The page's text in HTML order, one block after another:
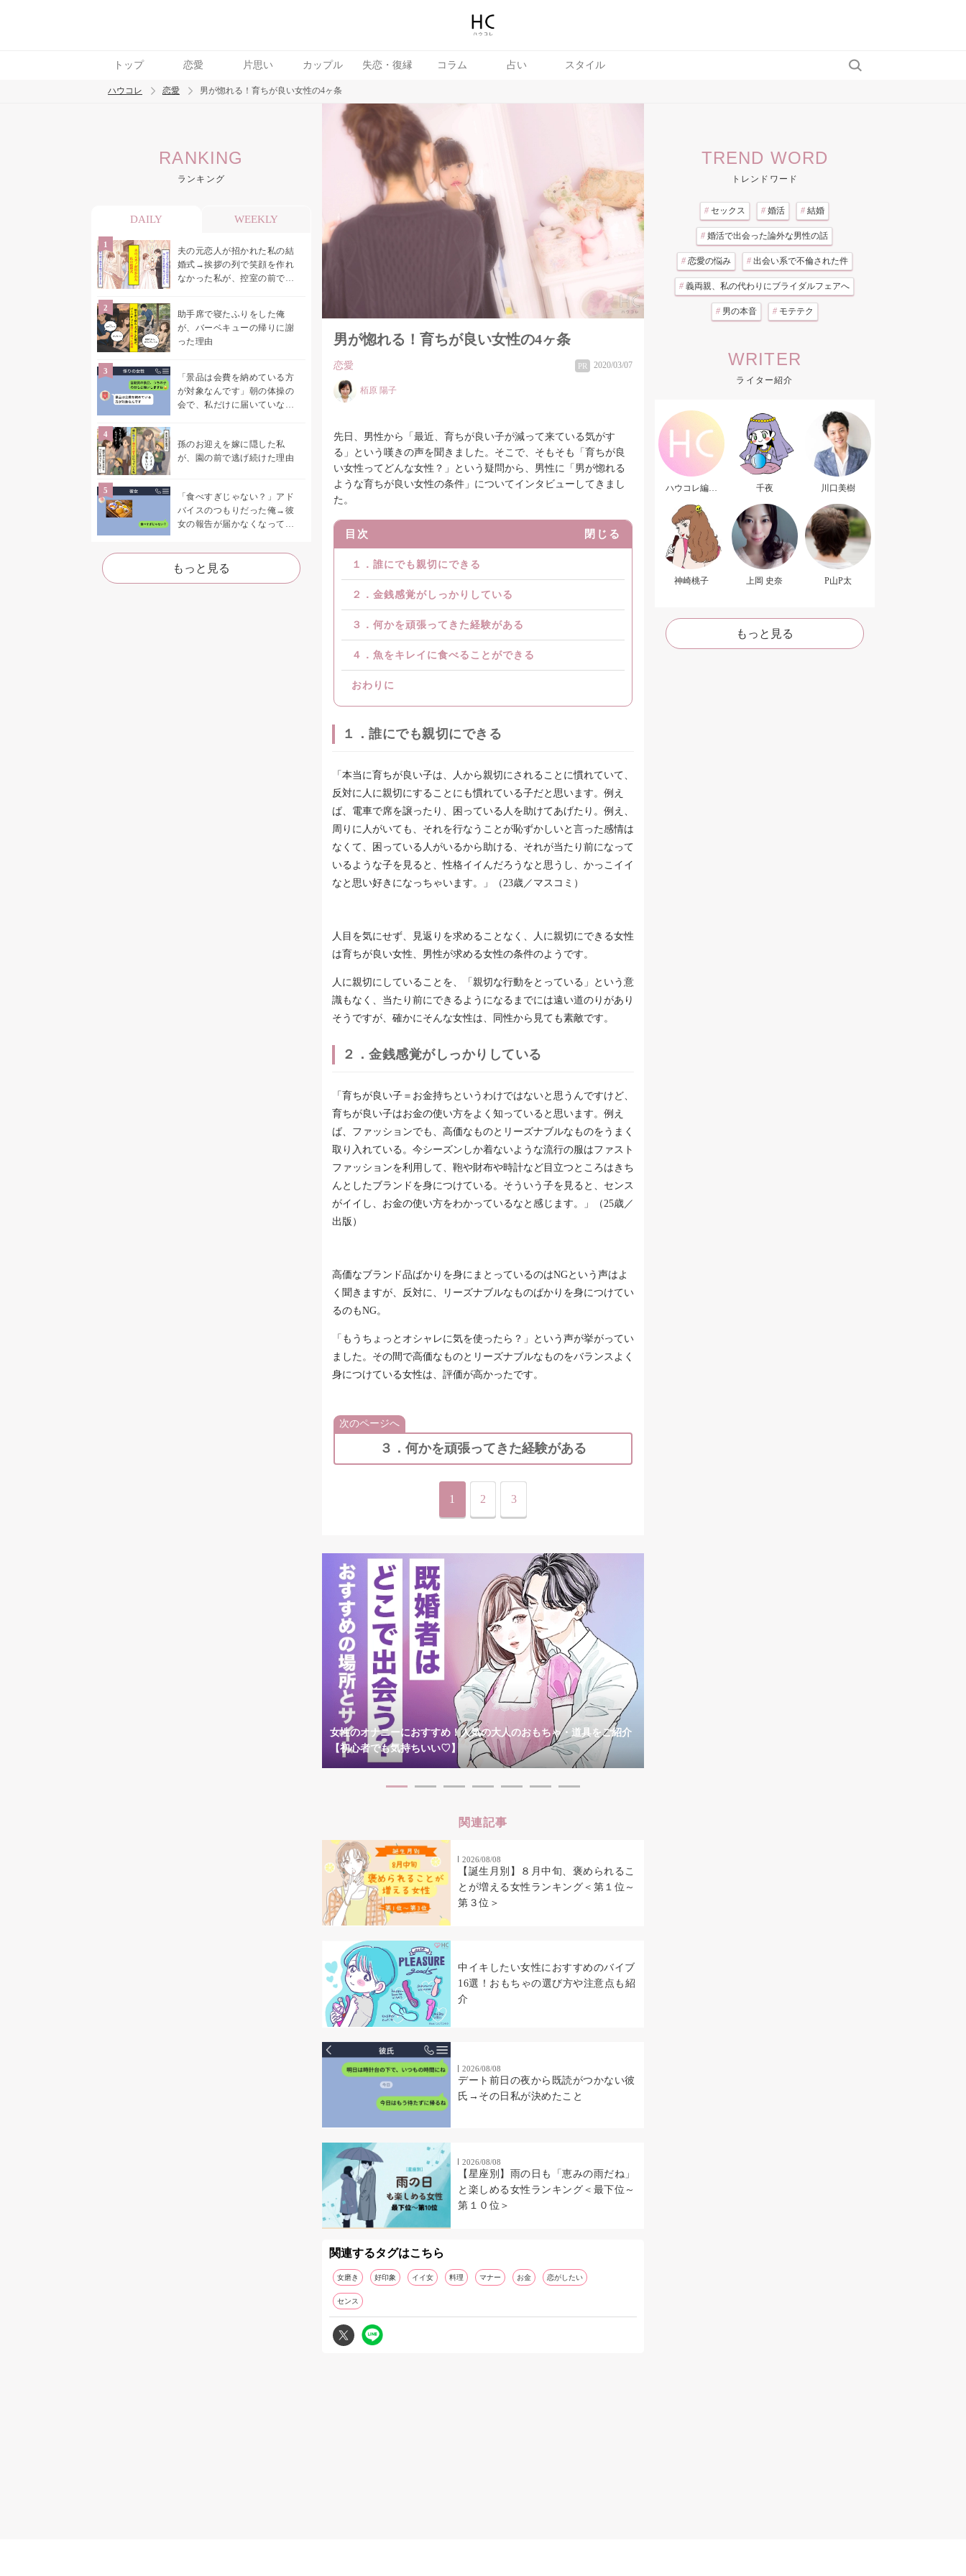
トップ 恋愛 片思い カップル 失恋・復縁 コラム 占い スタイル
トレンド ワード
ハウコレ 恋愛 男が惚れる！育ちが良い女性の4ヶ条
RANKING
ランキング
DAILY WEEKLY
夫の元恋人が招かれた私の結
婚式→挨拶の列で笑顔を作れ
なかった私が、控室の前で彼
助手席で寝たふりをした俺
が、バーベキューの帰りに謝
った理由
「景品は会費を納めている方
が対象なんです」朝の体操の
会で、私だけに届いていなか
孫のお迎えを嫁に隠した私
が、園の前で逃げ続けた理由
「食べすぎじゃない？」アド
バイスのつもりだった俺→彼
女の報告が届かなくなって、
た
もっと見る
男が惚れる！育ちが良い女性の4ヶ条
恋愛 PR 2020/03/07
栢原 陽子
先日、男性から「最近、育ちが良い子が減って来ている気がす
る」という嘆きの声を聞きました。そこで、そもそも「育ちが良
い女性ってどんな女性？」という疑問から、男性に「男が惚れる
ような育ちが良い女性の条件」についてインタビューしてきまし
た。
目次 閉じる
１．誰にでも親切にできる
２．金銭感覚がしっかりしている
３．何かを頑張ってきた経験がある
４．魚をキレイに食べることができる
おわりに
１．誰にでも親切にできる
「本当に育ちが良い子は、人から親切にされることに慣れていて、
反対に人に親切にすることにも慣れている子だと思います。例え
ば、電車で席を譲ったり、困っている人を助けてあげたり。例え、
周りに人がいても、それを行なうことが恥ずかしいと言った感情は
なくて、 困っている人がいるから助ける、それが当たり前になって
いるような子を見ると、性格イイんだろうなと思うし、かっこイイ
なと思い好きになっちゃいます。」（23歳／マスコミ）
人目を気にせず、見返りを求めることなく、人に親切にできる女性
は育ちが良い女性、男性が求める女性の条件のようです。
人に親切にしていることを、「親切な行動をとっている」という意
識もなく、当たり前にできるようになるまでには遠い道のりがあり
そうですが、確かにそんな女性は、同性から見ても素敵です。
２．金銭感覚がしっかりしている
「育ちが良い子＝お金持ちというわけではないと思うんですけど、
育ちが良い子はお金の使い方をよく知っていると思います。例え
ば、ファッションでも、高価なものとリーズナブルなものをうまく
取り入れている。今シーズンしか着ないような流行の服はファスト
ファッションを利用して、鞄や財布や時計など目立つところはきち
んとしたブランドを身につけている。そういう子を見ると、センス
がイイし、お金の使い方をわかっているなと感じます。」（25歳／
出版）
高価なブランド品ばかりを身にまとっているのはNGという声はよ
く聞きますが、反対に、リーズナブルなものばかりを身につけてい
るのもNG。
「もうちょっとオシャレに気を使ったら？」という声が挙がってい
ました。その間で高価なものとリーズナブルなものをバランスよく
身につけている女性は、評価が高かったです。
次のページへ
３．何かを頑張ってきた経験がある
1 2 3
女性のオナニーにおすすめ！人気の大人のおもちゃ・道具をご紹介
【初心者でも気持ちいい♡】
関連記事
2026/08/08
【誕生月別】８月中旬、褒められるこ
とが増える女性ランキング＜第１位～
第３位＞
中イキしたい女性におすすめのバイブ
16選！おもちゃの選び方や注意点も紹
介
2026/08/08
デート前日の夜から既読がつかない彼
氏→その日私が決めたこと
2026/08/08
【星座別】雨の日も「恵みの雨だね」
と楽しめる女性ランキング＜最下位～
第１０位＞
関連するタグはこちら
女磨き 好印象 イイ女 料理 マナー お金 恋がしたい
センス
TREND WORD
トレンドワード
# セックス # 婚活 # 結婚
# 婚活で出会った論外な男性の話
# 恋愛の悩み # 出会い系で不倫された件
# 義両親、私の代わりにブライダルフェアへ
# 男の本音 # モテテク
WRITER
ライター紹介
ハウコレ編集
千夜 川口美樹
神崎桃子 上岡 史奈 P山P太
もっと見る